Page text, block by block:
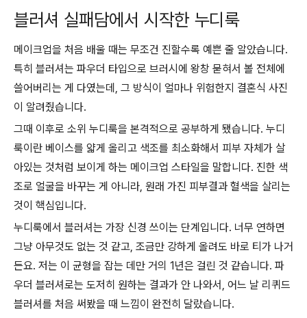
블러셔 실패담에서 시작한 누디룩
메이크업을 처음 배울 때는 무조건 진할수록 예쁜 줄 알았습니다.
특히 블러셔는 파우더 타입으로 브러시에 왕창 묻혀서 볼 전체에
쓸어버리는 게 다였는데, 그 방식이 얼마나 위험한지 결혼식 사진
이 알려줬습니다.
그때 이후로 소위 누디룩을 본격적으로 공부하게 됐습니다. 누디
룩이란 베이스를 얇게 올리고 색조를 최소화해서 피부 자체가 살
아있는 것처럼 보이게 하는 메이크업 스타일을 말합니다. 진한 색
조로 얼굴을 바꾸는 게 아니라, 원래 가진 피부결과 혈색을 살리는
것이 핵심입니다.
누디룩에서 블러셔는 가장 신경 쓰이는 단계입니다. 너무 연하면
그냥 아무것도 없는 것 같고, 조금만 강하게 올려도 바로 티가 나거
든요. 저는 이 균형을 잡는 데만 거의 1년은 걸린 것 같습니다. 파
우더 블러셔로는 도저히 원하는 결과가 안 나와서, 어느 날 리퀴드
블러셔를 처음 써봤을 때 느낌이 완전히 달랐습니다.